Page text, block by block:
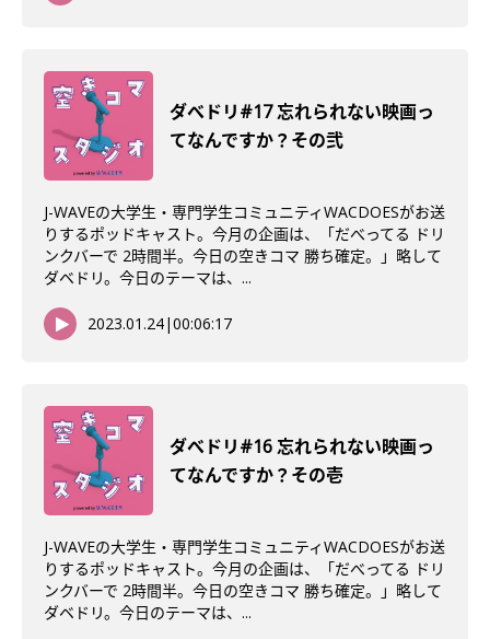
ダべドリ#17 忘れられない映画っ
てなんですか？その弐
J-WAVEの大学生・専門学生コミュニティWACDOESがお送
りするポッドキャスト。今月の企画は、「だべってる ドリ
ンクバーで 2時間半。今日の空きコマ 勝ち確定。」略して
ダベドリ。今日のテーマは、...
2023.01.24|00:06:17
ダべドリ#16 忘れられない映画っ
てなんですか？その壱
J-WAVEの大学生・専門学生コミュニティWACDOESがお送
りするポッドキャスト。今月の企画は、「だべってる ドリ
ンクバーで 2時間半。今日の空きコマ 勝ち確定。」略して
ダベドリ。今日のテーマは、...